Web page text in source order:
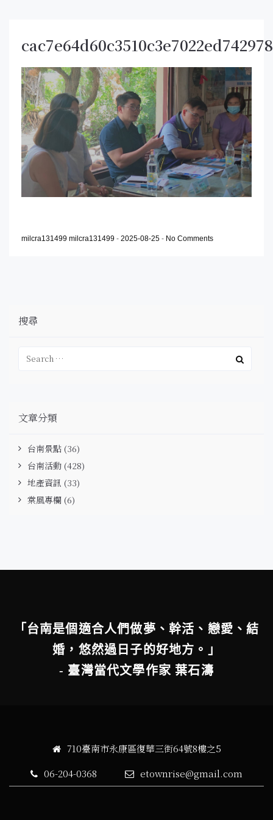
milcra131499 milcra131499 - 2025-08-25 - No Comments
搜尋
文章分類
台南景點 (36)
台南活動 (428)
地產資訊 (33)
棠風專欄 (6)
「台南是個適合人們做夢、幹活、戀愛、結
婚，悠然過日子的好地方。」
- 臺灣當代文學作家 葉石濤
710臺南市永康區復華三街64號8樓之5
06-204-0368
etownrise@gmail.com